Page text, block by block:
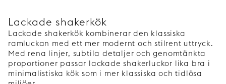
Lackade shakerkök
Lackade shakerkök kombinerar den klassiska
ramluckan med ett mer modernt och stilrent uttryck.
Med rena linjer, subtila detaljer och genomtänkta
proportioner passar lackade shakerluckor lika bra i
minimalistiska kök som i mer klassiska och tidlösa